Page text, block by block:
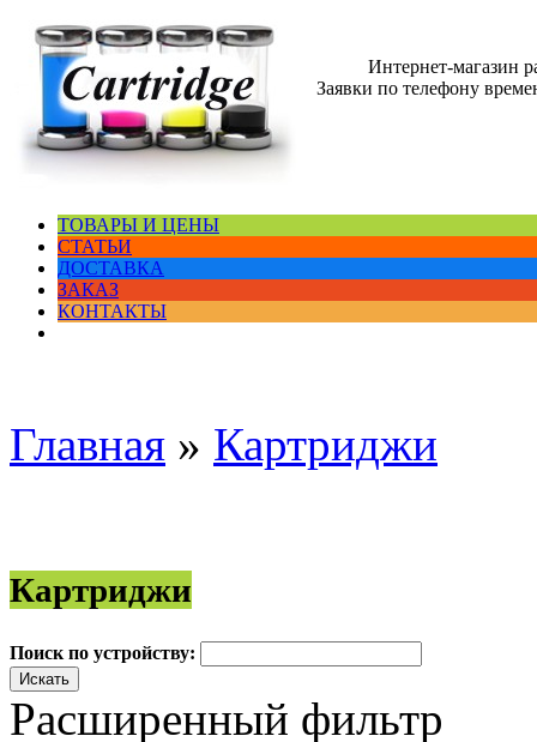
Интернет-магазин
Заявки по телефону
ТОВАРЫ И ЦЕНЫ
СТАТЬИ
ДОСТАВКА
ЗАКАЗ
КОНТАКТЫ
Главная » Картриджи
Картриджи
Поиск по устройству:
Расширенный фильтр